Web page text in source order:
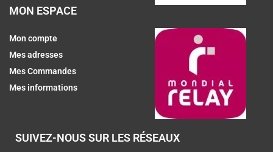
MON ESPACE
Mon compte
Mes adresses
Mes Commandes
Mes informations
SUIVEZ-NOUS SUR LES RÉSEAUX